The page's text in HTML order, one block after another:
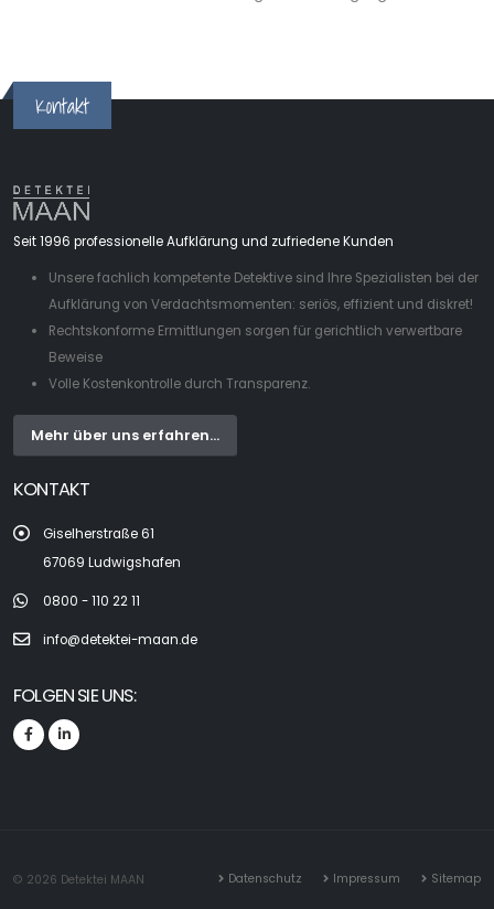
Kontakt
Seit 1996 professionelle Aufklärung und zufriedene Kunden
Unsere fachlich kompetente Detektive sind Ihre Spezialisten bei der
Aufklärung von Verdachtsmomenten: seriös, effizient und diskret!
Rechtskonforme Ermittlungen sorgen für gerichtlich verwertbare
Beweise
Volle Kostenkontrolle durch Transparenz.
Mehr über uns erfahren...
KONTAKT
Giselherstraße 61
67069 Ludwigshafen
0800 - 110 22 11
info@detektei-maan.de
FOLGEN SIE UNS:
© 2026 Detektei MAAN Datenschutz Impressum Sitemap